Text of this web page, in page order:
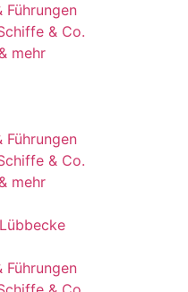
Führungen
& Co.
mehr
Führungen
& Co.
mehr
Führungen